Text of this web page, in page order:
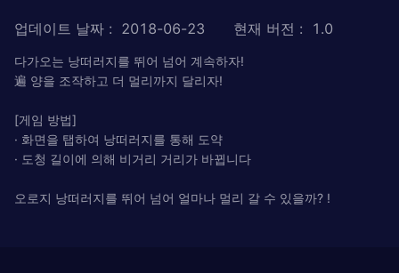
업데이트 날짜 : 2018-06-23 현재 버전 : 1.0
다가오는 낭떠러지를 뛰어 넘어 계속하자!
遍 양을 조작하고 더 멀리까지 달리자!
[게임 방법]
· 화면을 탭하여 낭떠러지를 통해 도약
· 도청 길이에 의해 비거리 거리가 바뀝니다
오로지 낭떠러지를 뛰어 넘어 얼마나 멀리 갈 수 있을까? !